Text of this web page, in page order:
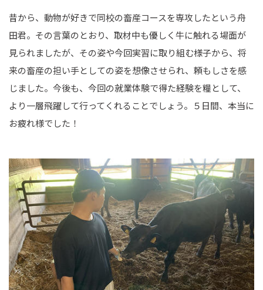
昔から、動物が好きで同校の畜産コースを専攻したという舟
田君。その言葉のとおり、取材中も優しく牛に触れる場面が
見られましたが、その姿や今回実習に取り組む様子から、将
来の畜産の担い手としての姿を想像させられ、頼もしさを感
じました。今後も、今回の就業体験で得た経験を糧として、
より一層飛躍して行ってくれることでしょう。５日間、本当に
お疲れ様でした！